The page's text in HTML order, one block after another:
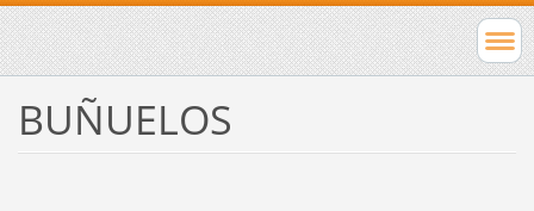
BUÑUELOS